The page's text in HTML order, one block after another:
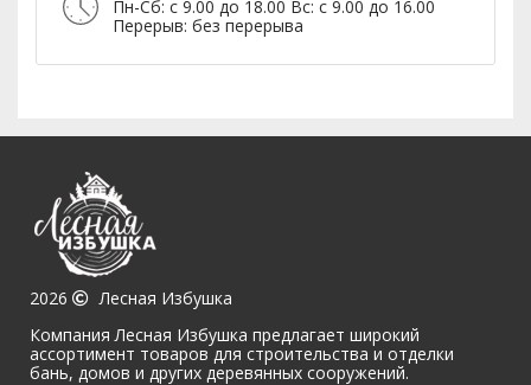
Пн-Сб: с 9.00 до 18.00 Вс: с 9.00 до 16.00
Перерыв: без перерыва
2026
Лесная Избушка
Компания Лесная Избушка предлагает широкий
ассортимент товаров для строительства и отделки
бань, домов и других деревянных сооружений.